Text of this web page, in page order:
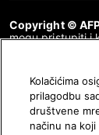
Copyright ©
mogu pristupiti i
kakva druga
prenošenja
stranice, u
bilo kojim
dozvole i
posredstvom
Kolačićima
prilagodbu
društvene
načinu na